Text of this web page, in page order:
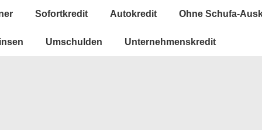
Sofortkredit Autokredit Ohne Schufa-
Umschulden Unternehmenskredit